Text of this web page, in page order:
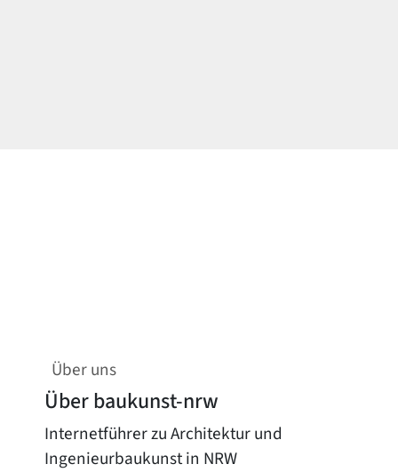
Über uns
Über baukunst-nrw
Internetführer zu Architektur und
Ingenieurbaukunst in NRW